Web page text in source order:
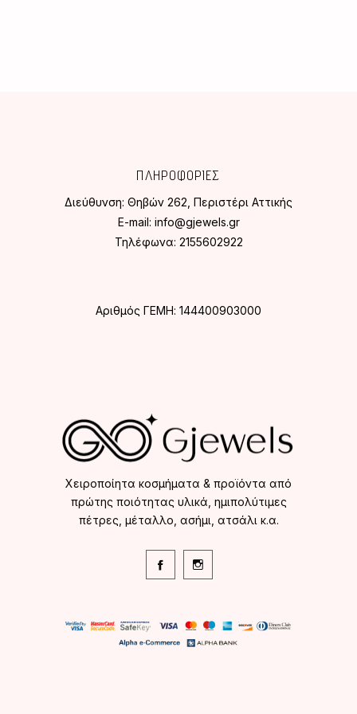
ΠΛΗΡΟΦΟΡΙΕΣ
Διεύθυνση: Θηβών 262, Περιστέρι Αττικής
E-mail: info@gjewels.gr
Τηλέφωνα: 2155602922
Αριθμός ΓΕΜΗ: 144400903000
Χειροποίητα κοσμήματα & προϊόντα από
πρώτης ποιότητας υλικά, ημιπολύτιμες
πέτρες, μέταλλο, ασήμι, ατσάλι κ.α.